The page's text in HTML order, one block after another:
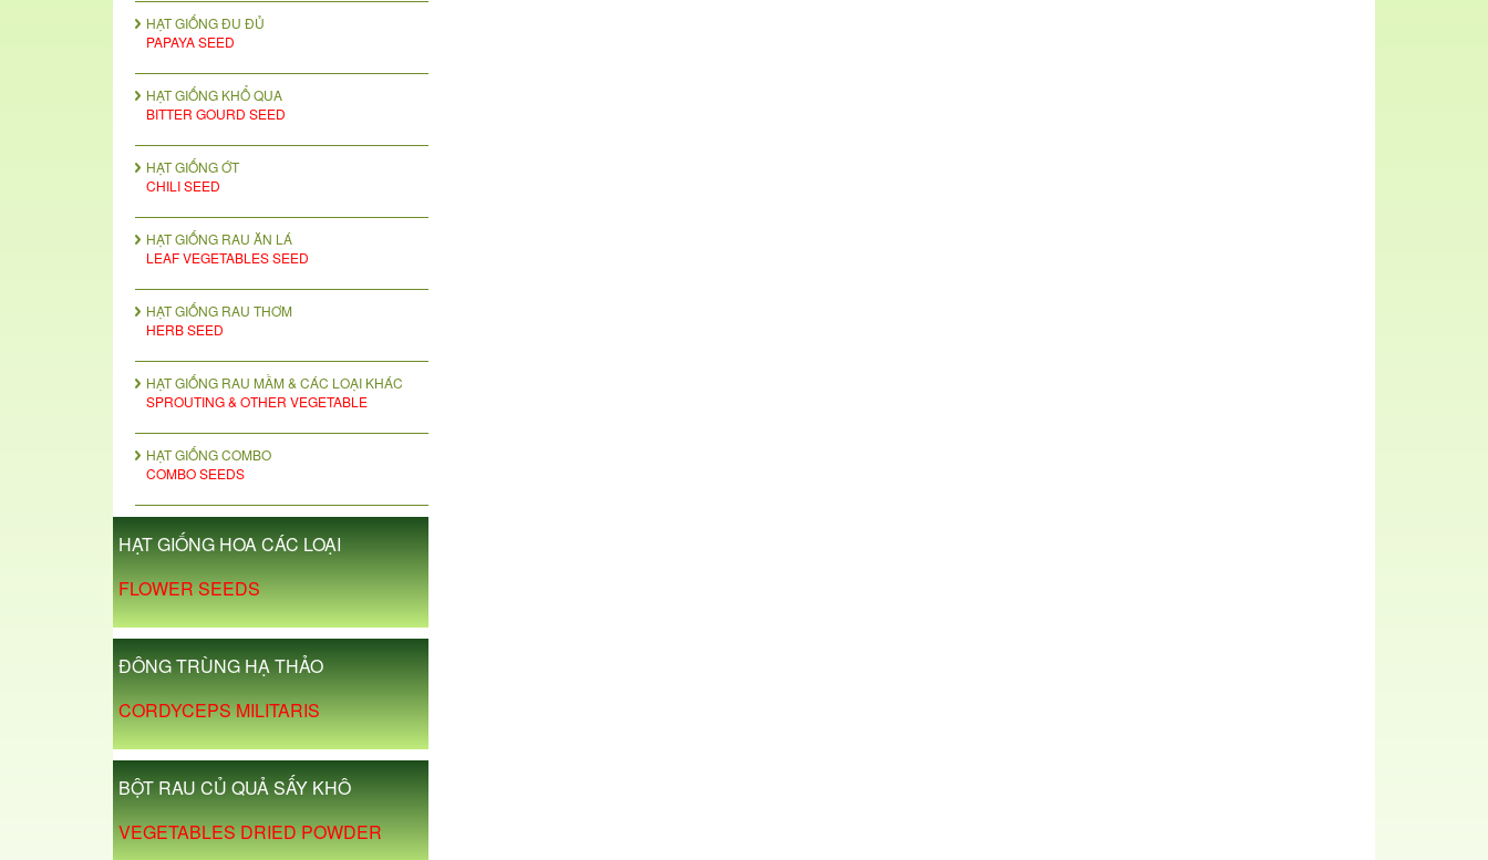
HẠT GIỐNG ĐU ĐỦ
PAPAYA SEED
HẠT GIỐNG KHỔ QUA
BITTER GOURD SEED
HẠT GIỐNG ỚT
CHILI SEED
HẠT GIỐNG RAU ĂN LÁ
LEAF VEGETABLES SEED
HẠT GIỐNG RAU THƠM
HERB SEED
HẠT GIỐNG RAU MẦM & CÁC LOẠI KHÁC
SPROUTING & OTHER VEGETABLE
HẠT GIỐNG COMBO
COMBO SEEDS
HẠT GIỐNG HOA CÁC LOẠI
FLOWER SEEDS
ĐÔNG TRÙNG HẠ THẢO
CORDYCEPS MILITARIS
BỘT RAU CỦ QUẢ SẤY KHÔ
VEGETABLES DRIED POWDER